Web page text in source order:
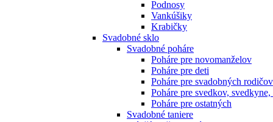
Podnosy
Vankúšiky
Krabičky
Svadobné sklo
Svadobné poháre
Poháre pre novomanželov
Poháre pre deti
Poháre pre svadobných rodičov
Poháre pre svedkov,
Poháre pre ostatných
Svadobné taniere